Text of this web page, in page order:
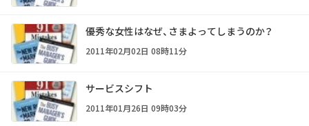
優秀な女性はなぜ、さまよってしまうのか？
2011年02月02日 08時11分
サービスシフト
2011年01月26日 09時03分